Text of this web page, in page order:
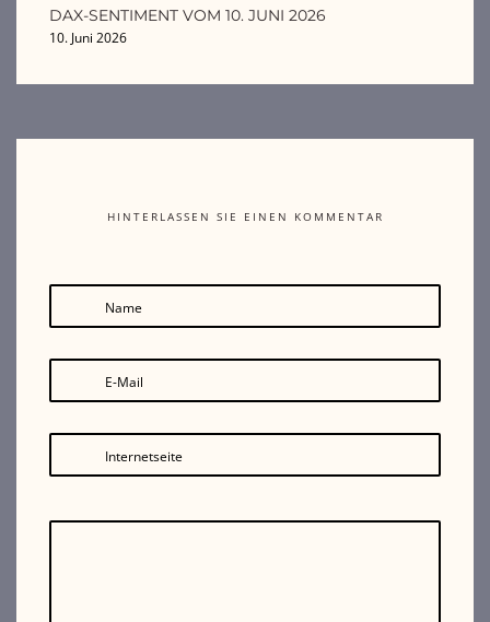
DAX-SENTIMENT VOM 10. JUNI 2026
10. Juni 2026
HINTERLASSEN SIE EINEN KOMMENTAR
Name
E-Mail
Internetseite